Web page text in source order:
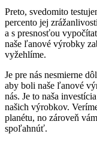
Preto, svedomito
percento jej
a s presnosťou
naše ľanové výrobky
vyžehlíme.
Je pre nás nesmierne
aby boli naše ľanové
nás. Je to naša
našich výrobkov.
planétu, no zároveň
spoľahnúť.